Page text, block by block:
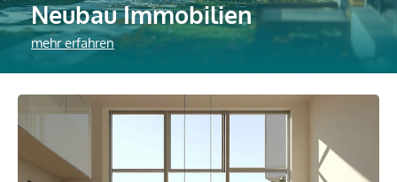
Neubau Immobilien
mehr erfahren